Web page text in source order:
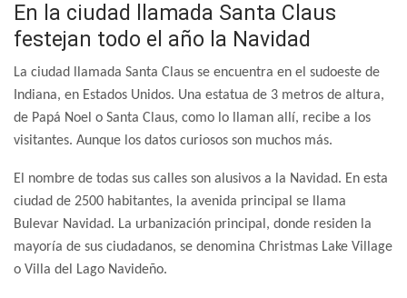
En la ciudad llamada Santa Claus
festejan todo el año la Navidad
La ciudad llamada Santa Claus se encuentra en el sudoeste de
Indiana, en Estados Unidos. Una estatua de 3 metros de altura,
de Papá Noel o Santa Claus, como lo llaman allí, recibe a los
visitantes. Aunque los datos curiosos son muchos más.
El nombre de todas sus calles son alusivos a la Navidad. En esta
ciudad de 2500 habitantes, la avenida principal se llama
Bulevar Navidad. La urbanización principal, donde residen la
mayoría de sus ciudadanos, se denomina Christmas Lake Village
o Villa del Lago Navideño.